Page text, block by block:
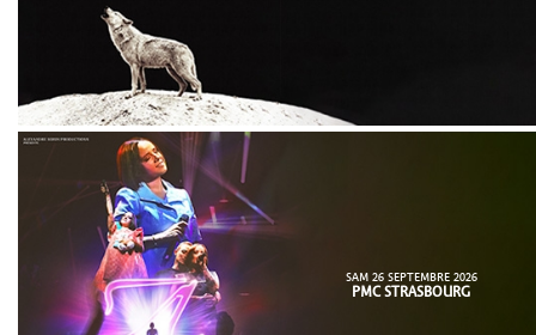
SAM 26 SEPTEMBRE 2026
PMC STRASBOURG